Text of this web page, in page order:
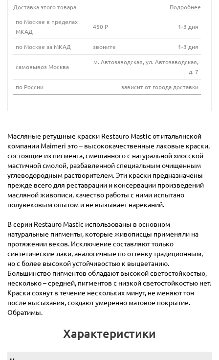
Доставка этого товара
Подробнее
по Москве в пределах
МКАД
450 Р 1-3 дня
по Москве за МКАД звоните 1-3 дня
самовывоз Москва
м. Автозаводская, ул. Автозаводская,
д. 7
по России
зависит от города доставки
Масляные ретушные краски Restauro Mastic от итальянской
компании Maimeri это – высококачественные лаковые краски,
состоящие из пигмента, смешанного с натуральной хиосской
мастичной смолой, разбавленной специальным очищенным
углеводородным растворителем. Эти краски предназначены
прежде всего для реставрации и консервации произведений
масляной живописи, качество работы с ними испытано
полувековым опытом и не вызывает нареканий.
В серии Restauro Mastic использованы в основном
натуральные пигменты, которые живописцы применяли на
протяжении веков. Исключение составляют только
синтетические лаки, аналогичные по оттенку традиционным,
но с более высокой устойчивостью к выцветанию.
Большинство пигментов обладают высокой светостойкостью,
несколько – средней, пигментов с низкой светостойкостью нет.
Краски сохнут в течение нескольких минут, не меняют тон
после высыхания, создают умеренно матовое покрытие.
Обратимы.
Характеристики